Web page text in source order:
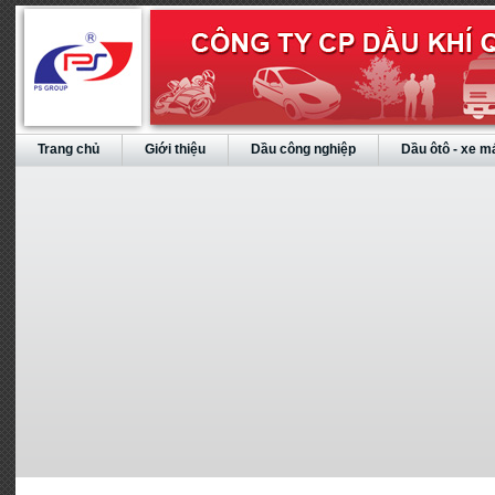
Trang chủ Giới thiệu Dầu công nghiệp Dầu ôtô - xe